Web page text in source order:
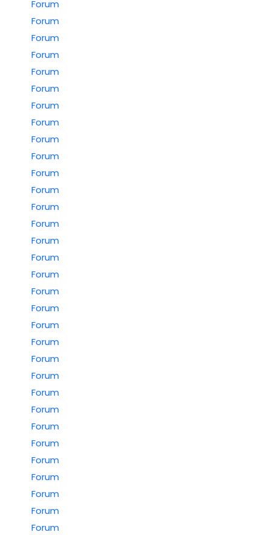
Forum
Forum
Forum
Forum
Forum
Forum
Forum
Forum
Forum
Forum
Forum
Forum
Forum
Forum
Forum
Forum
Forum
Forum
Forum
Forum
Forum
Forum
Forum
Forum
Forum
Forum
Forum
Forum
Forum
Forum
Forum
Forum